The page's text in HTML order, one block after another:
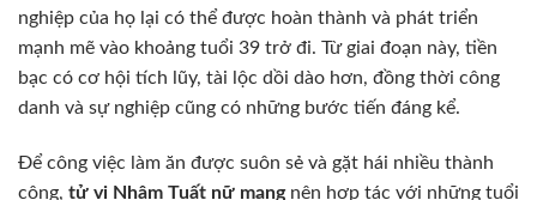
nghiệp của họ lại có thể được hoàn thành và phát triển
mạnh mẽ vào khoảng tuổi 39 trở đi. Từ giai đoạn này, tiền
bạc có cơ hội tích lũy, tài lộc dồi dào hơn, đồng thời công
danh và sự nghiệp cũng có những bước tiến đáng kể.
Để công việc làm ăn được suôn sẻ và gặt hái nhiều thành
công, tử vi Nhâm Tuất nữ mạngnên hợp tác với những tuổi